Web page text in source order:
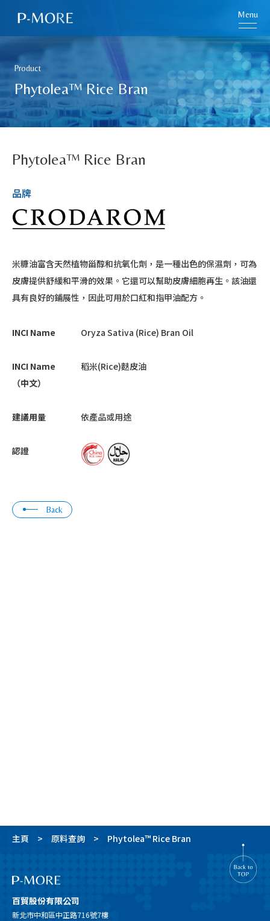
Menu
Product
Phytolea™ Rice Bran
Phytolea™ Rice Bran
品牌
米糠油富含天然植物甾醇和抗氧化劑，是一種出色的保濕劑，可為
皮膚提供舒緩和平滑的效果。它還可以幫助皮膚細胞再生。該油還
具有良好的鋪展性，因此可用於口紅和指甲油配方。
INCI Name Oryza Sativa (Rice) Bran Oil
INCI Name
（中文）
稻米(Rice)麩皮油
建議用量 依產品或用途
認證
Back
主頁 原料查詢 Phytolea™ Rice Bran
百貿股份有限公司
新北市中和區中正路716號7樓